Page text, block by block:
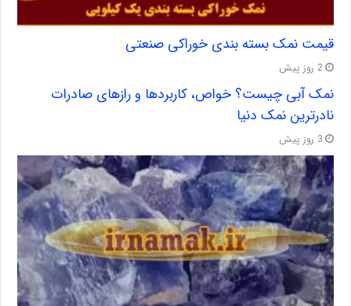
قیمت نمک بسته بندی خوراکی صنعتی
2 روز پیش
نمک آبی چیست؟ خواص، کاربردها و رازهای صادرات
نادرترین نمک دنیا
3 روز پیش